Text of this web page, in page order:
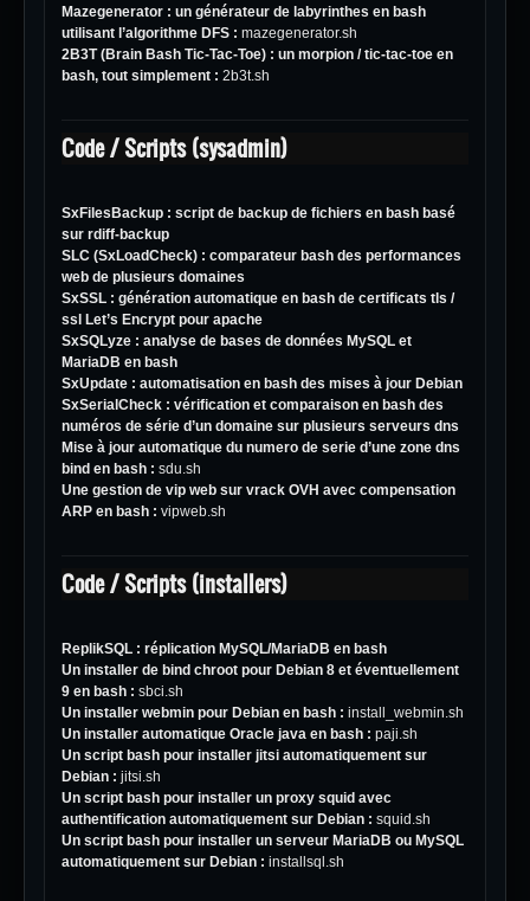
Mazegenerator : un générateur de labyrinthes en bash
utilisant l’algorithme DFS : mazegenerator.sh
2B3T (Brain Bash Tic-Tac-Toe) : un morpion / tic-tac-toe en
bash, tout simplement : 2b3t.sh
Code / Scripts (sysadmin)
SxFilesBackup : script de backup de fichiers en bash basé
sur rdiff-backup
SLC (SxLoadCheck) : comparateur bash des performances
web de plusieurs domaines
SxSSL : génération automatique en bash de certificats tls /
ssl Let’s Encrypt pour apache
SxSQLyze : analyse de bases de données MySQL et
MariaDB en bash
SxUpdate : automatisation en bash des mises à jour Debian
SxSerialCheck : vérification et comparaison en bash des
numéros de série d’un domaine sur plusieurs serveurs dns
Mise à jour automatique du numero de serie d’une zone dns
bind en bash : sdu.sh
Une gestion de vip web sur vrack OVH avec compensation
ARP en bash : vipweb.sh
Code / Scripts (installers)
ReplikSQL : réplication MySQL/MariaDB en bash
Un installer de bind chroot pour Debian 8 et éventuellement
9 en bash : sbci.sh
Un installer webmin pour Debian en bash : install_webmin.sh
Un installer automatique Oracle java en bash : paji.sh
Un script bash pour installer jitsi automatiquement sur
Debian : jitsi.sh
Un script bash pour installer un proxy squid avec
authentification automatiquement sur Debian : squid.sh
Un script bash pour installer un serveur MariaDB ou MySQL
automatiquement sur Debian : installsql.sh